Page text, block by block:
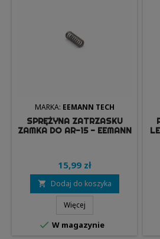
MARKA: EEMANN TECH
SPRĘŻYNA ZATRZASKU
ZAMKA DO AR-15 - EEMANN
15,99 zł
 Dodaj do koszyka
Więcej
 W magazynie